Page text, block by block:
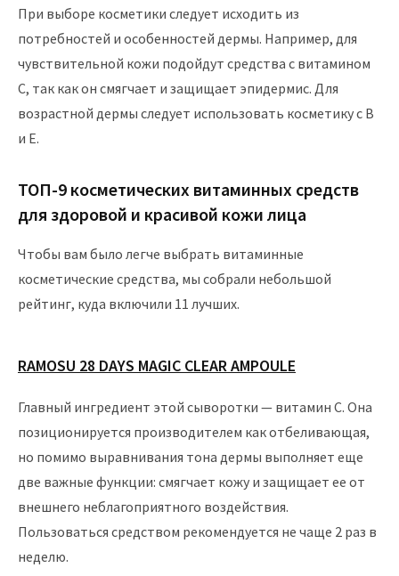
При выборе косметики следует исходить из
потребностей и особенностей дермы. Например, для
чувствительной кожи подойдут средства с витамином
С, так как он смягчает и защищает эпидермис. Для
возрастной дермы следует использовать косметику с В
и Е.
ТОП-9 косметических витаминных средств
для здоровой и красивой кожи лица
Чтобы вам было легче выбрать витаминные
косметические средства, мы собрали небольшой
рейтинг, куда включили 11 лучших.
RAMOSU 28 DAYS MAGIC CLEAR AMPOULE
Главный ингредиент этой сыворотки — витамин С. Она
позиционируется производителем как отбеливающая,
но помимо выравнивания тона дермы выполняет еще
две важные функции: смягчает кожу и защищает ее от
внешнего неблагоприятного воздействия.
Пользоваться средством рекомендуется не чаще 2 раз в
неделю.